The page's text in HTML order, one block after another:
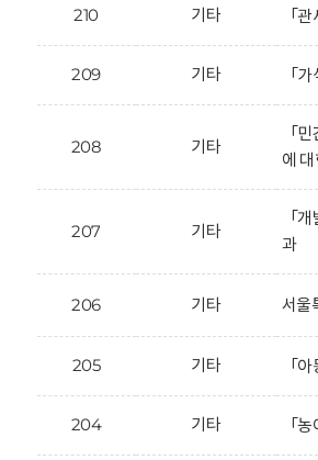
210 기타 「
209 기타 「
208 기타
「
에
207 기타
「
과
206 기타 서울
205 기타 「
204 기타 「